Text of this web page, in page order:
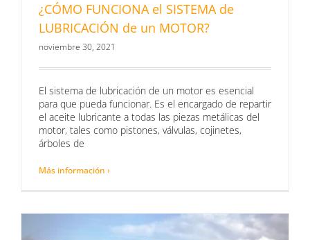
¿CÓMO FUNCIONA el SISTEMA de
LUBRICACIÓN de un MOTOR?
noviembre 30, 2021
El sistema de lubricación de un motor es esencial
para que pueda funcionar. Es el encargado de repartir
el aceite lubricante a todas las piezas metálicas del
motor, tales como pistones, válvulas, cojinetes,
árboles de
Más información ›